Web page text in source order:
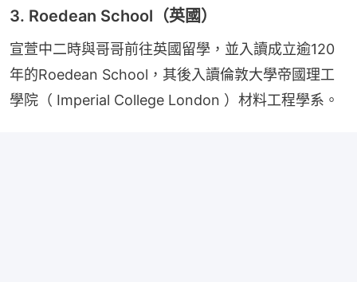
3. Roedean School（英國）
宣萱中二時與哥哥前往英國留學，並入讀成立逾120
年的Roedean School，其後入讀倫敦大學帝國理工
學院（ Imperial College London ）材料工程學系。